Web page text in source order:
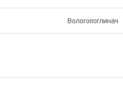
Вологопоглинач